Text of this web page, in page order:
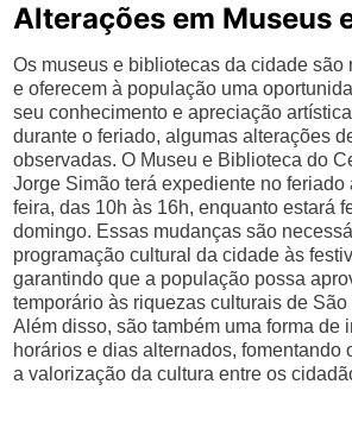
Alterações em Museus
Os museus e bibliotecas da cidade são
e oferecem à população uma
seu conhecimento e apreciação
durante o feriado, algumas alterações
observadas. O Museu e Biblioteca do
Jorge Simão terá expediente no feriado
feira, das 10h às 16h, enquanto estará
domingo. Essas mudanças são
programação cultural da cidade às
garantindo que a população possa
temporário às riquezas culturais de
Além disso, são também uma forma de
horários e dias alternados, fomentando
a valorização da cultura entre os